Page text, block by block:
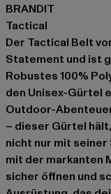
BRANDIT
Tactical
Der Tactical Belt
Statement und ist
Robustes 100%
den Unisex-Gürtel
Outdoor-
– dieser Gürtel
nicht nur mit
mit der markanten
sicher öffnen und